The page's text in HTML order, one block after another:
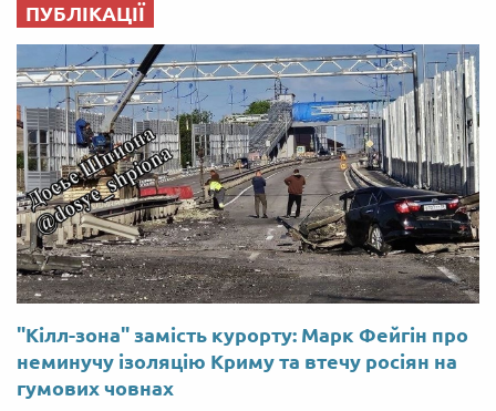
ПУБЛІКАЦІЇ
"Кілл-зона" замість курорту: Марк Фейгін про
неминучу ізоляцію Криму та втечу росіян на
гумових човнах